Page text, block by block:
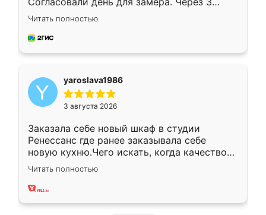
недели кухня была уже готова. Остались
довольны работой. Спасибо Ренессанс
мебель за качественную работу!
Читать полностью
yaroslava1986
3 августа 2026
Заказала себе новый шкаф в студии
Ренессанс где ранее заказывала себе
новую кухню.Чего искать, когда качеством
вполне довольна. Служит кухня уже почти
два года, нареканий нет.
Читать полностью